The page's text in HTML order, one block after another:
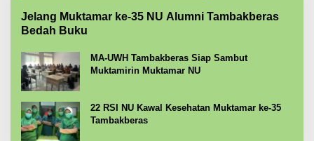
Jelang Muktamar ke-35 NU Alumni Tambakberas
Bedah Buku
MA-UWH Tambakberas Siap Sambut
Muktamirin Muktamar NU
22 RSI NU Kawal Kesehatan Muktamar ke-35
Tambakberas